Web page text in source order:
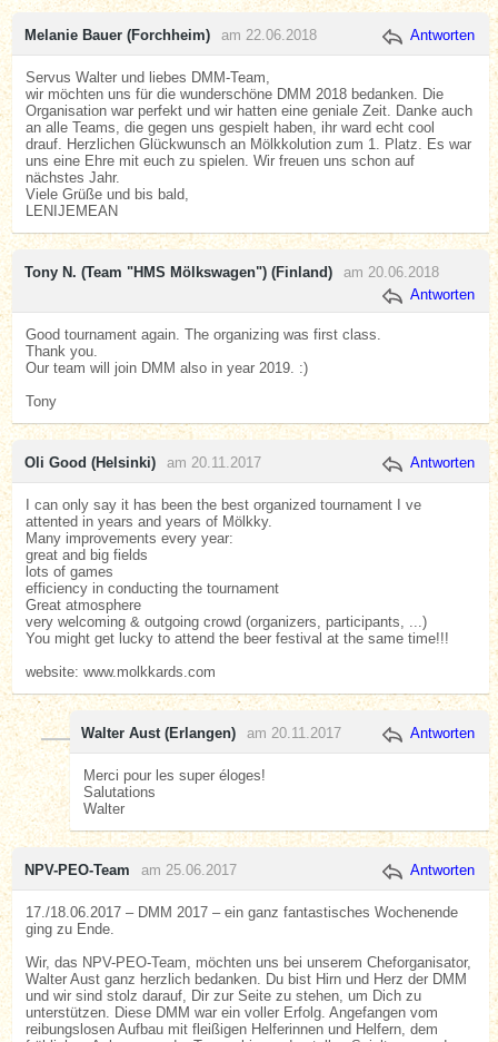
Melanie Bauer (Forchheim) am 22.06.2018 Antworten
Servus Walter und liebes DMM-Team,
wir möchten uns für die wunderschöne DMM 2018 bedanken. Die
Organisation war perfekt und wir hatten eine geniale Zeit. Danke auch
an alle Teams, die gegen uns gespielt haben, ihr ward echt cool
drauf. Herzlichen Glückwunsch an Mölkkolution zum 1. Platz. Es war
uns eine Ehre mit euch zu spielen. Wir freuen uns schon auf
nächstes Jahr.
Viele Grüße und bis bald,
LENIJEMEAN
Tony N. (Team "HMS Mölkswagen") (Finland)
am 20.06.2018
Antworten
Good tournament again. The organizing was first class.
Thank you.
Our team will join DMM also in year 2019. :)
Tony
Oli Good (Helsinki) am 20.11.2017 Antworten
I can only say it has been the best organized tournament I ve
attented in years and years of Mölkky.
Many improvements every year:
great and big fields
lots of games
efficiency in conducting the tournament
Great atmosphere
very welcoming & outgoing crowd (organizers, participants, ...)
You might get lucky to attend the beer festival at the same time!!!
website: www.molkkards.com
Walter Aust (Erlangen) am 20.11.2017 Antworten
Merci pour les super éloges!
Salutations
Walter
NPV-PEO-Team am 25.06.2017 Antworten
17./18.06.2017 – DMM 2017 – ein ganz fantastisches Wochenende
ging zu Ende.
Wir, das NPV-PEO-Team, möchten uns bei unserem Cheforganisator,
Walter Aust ganz herzlich bedanken. Du bist Hirn und Herz der DMM
und wir sind stolz darauf, Dir zur Seite zu stehen, um Dich zu
unterstützen. Diese DMM war ein voller Erfolg. Angefangen vom
reibungslosen Aufbau mit fleißigen Helferinnen und Helfern, dem